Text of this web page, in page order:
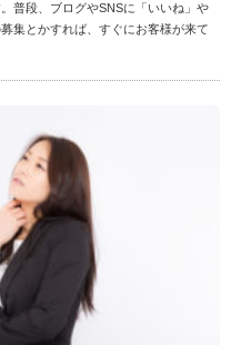
普段、ブログやSNSに「いいね」や
集とかすれば、すぐにお客様が来て